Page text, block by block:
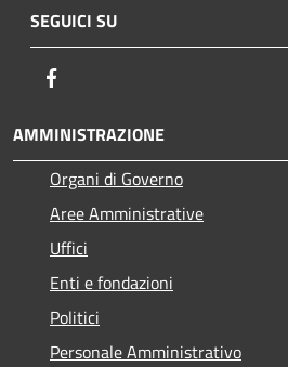
SEGUICI SU
AMMINISTRAZIONE
Organi di Governo
Aree Amministrative
Uffici
Enti e fondazioni
Politici
Personale Amministrativo